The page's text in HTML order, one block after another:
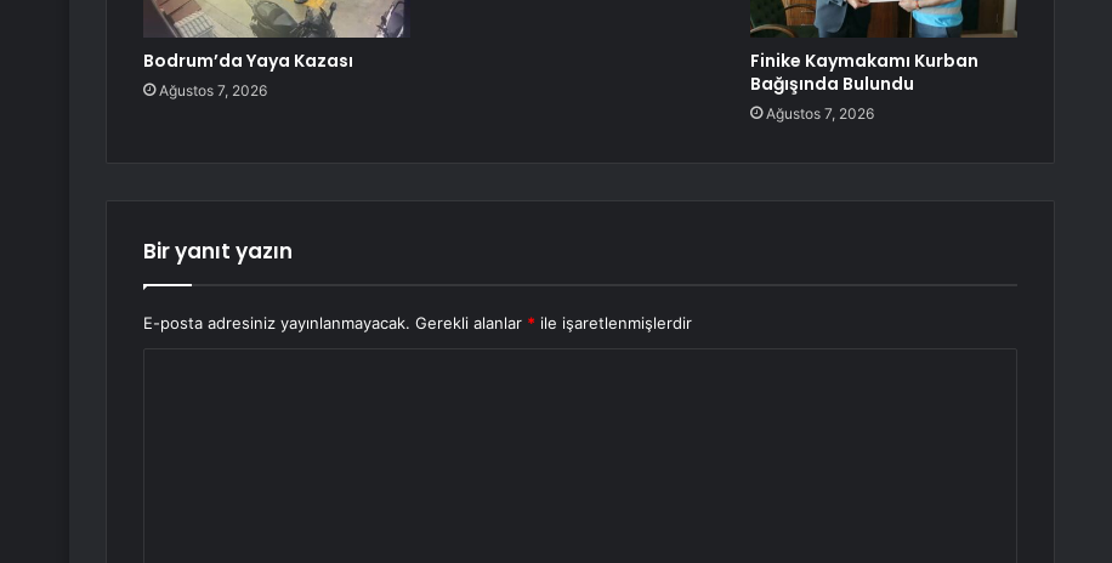
Bodrum’da Yaya Kazası
Ağustos 7, 2026
Finike Kaymakamı Kurban
Bağışında Bulundu
Ağustos 7, 2026
Bir yanıt yazın
E-posta adresiniz yayınlanmayacak. Gerekli alanlar * ile işaretlenmişlerdir